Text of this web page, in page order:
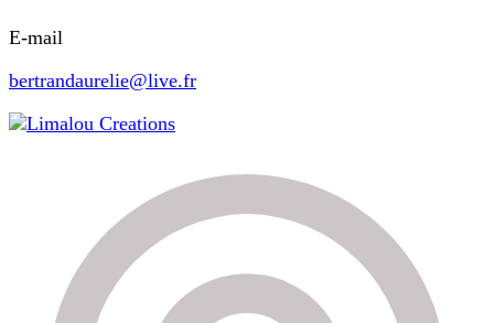
E-mail
bertrandaurelie@live.fr
Limalou Creations